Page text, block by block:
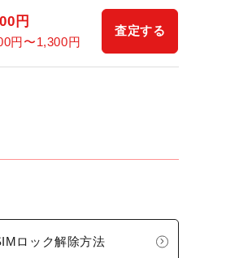
円
円〜1,300円
査定する
ロック解除方法